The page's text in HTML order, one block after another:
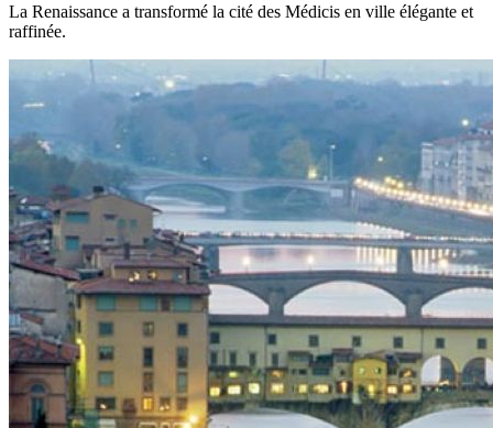
La Renaissance a transformé la cité des Médicis en ville élégante et
raffinée.